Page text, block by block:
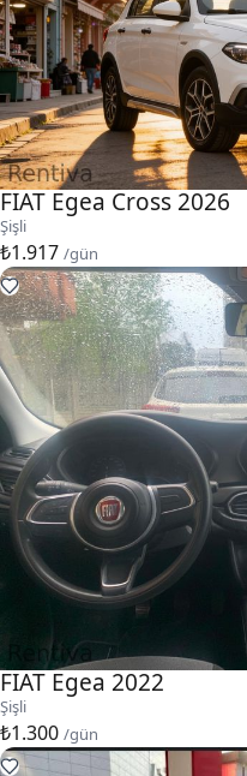
FIAT Egea Cross 2026
Şişli
₺1.917 /gün
FIAT Egea 2022
Şişli
₺1.300 /gün